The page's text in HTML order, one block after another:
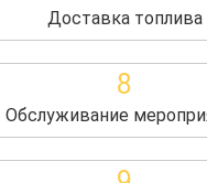
Доставка топлива
8
Обслуживание